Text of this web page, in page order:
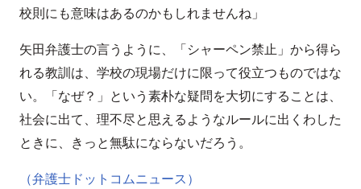
校則にも意味はあるのかもしれませんね」
矢田弁護士の言うように、「シャーペン禁止」から得ら
れる教訓は、学校の現場だけに限って役立つものではな
い。「なぜ？」という素朴な疑問を大切にすることは、
社会に出て、理不尽と思えるようなルールに出くわした
ときに、きっと無駄にならないだろう。
（弁護士ドットコムニュース）